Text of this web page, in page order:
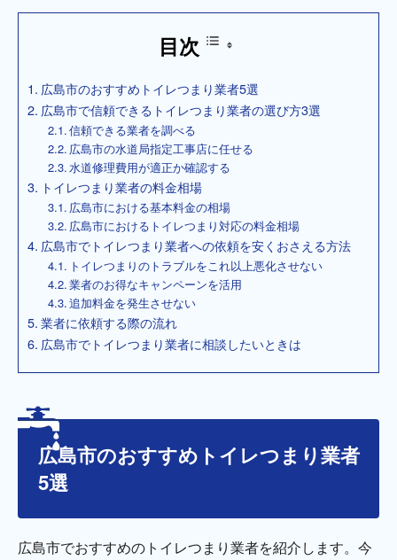
目次
広島市のおすすめトイレつまり業者5選
広島市で信頼できるトイレつまり業者の選び方3選
信頼できる業者を調べる
広島市の水道局指定工事店に任せる
水道修理費用が適正か確認する
トイレつまり業者の料金相場
広島市における基本料金の相場
広島市におけるトイレつまり対応の料金相場
広島市でトイレつまり業者への依頼を安くおさえる方法
トイレつまりのトラブルをこれ以上悪化させない
業者のお得なキャンペーンを活用
追加料金を発生させない
業者に依頼する際の流れ
広島市でトイレつまり業者に相談したいときは
広島市のおすすめトイレつまり業者
5選
広島市でおすすめのトイレつまり業者を紹介します。今